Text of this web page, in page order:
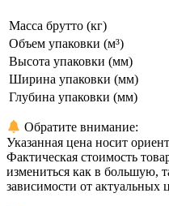
Масса брутто (кг)
Объем упаковки (м³)
Высота упаковки (мм)
Ширина упаковки (мм)
Глубина упаковки (мм)
Обратите внимание:
Указанная цена носит
Фактическая стоимость
измениться как в большую,
зависимости от актуальных